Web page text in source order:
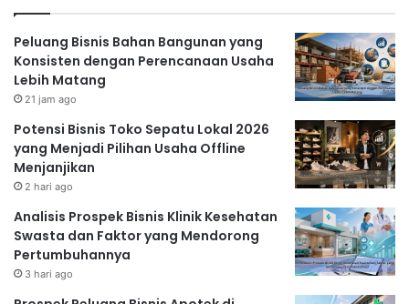
Peluang Bisnis Bahan Bangunan yang
Konsisten dengan Perencanaan Usaha
Lebih Matang
21 jam ago
Potensi Bisnis Toko Sepatu Lokal 2026
yang Menjadi Pilihan Usaha Offline
Menjanjikan
2 hari ago
Analisis Prospek Bisnis Klinik Kesehatan
Swasta dan Faktor yang Mendorong
Pertumbuhannya
3 hari ago